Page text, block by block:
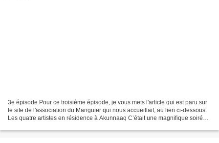
3e épisode Pour ce troisième épisode, je vous mets l'article qui est paru sur
le site de l'association du Manguier qui nous accueillait, au lien ci-dessous:
Les quatre artistes en résidence à Akunnaaq C’était une magnifique soirée